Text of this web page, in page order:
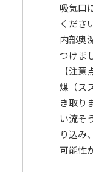
吸気口
くださ
内部奥
つけま
【注意
煤（ス
き取り
い流そ
り込み
可能性